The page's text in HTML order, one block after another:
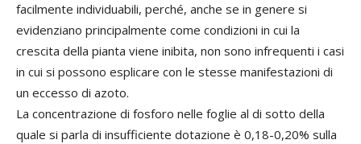
facilmente individuabili, perché, anche se in genere si
evidenziano principalmente come condizioni in cui la
crescita della pianta viene inibita, non sono infrequenti i casi
in cui si possono esplicare con le stesse manifestazioni di
un eccesso di azoto.
La concentrazione di fosforo nelle foglie al di sotto della
quale si parla di insufficiente dotazione è 0,18-0,20% sulla